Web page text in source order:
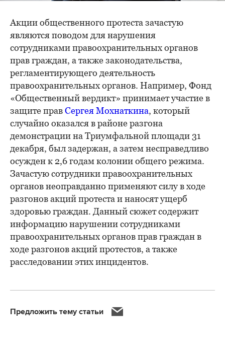
Акции общественного протеста зачастую
являются поводом для нарушения
сотрудниками правоохранительных органов
прав граждан, а также законодательства,
регламентирующего деятельность
правоохранительных органов. Например, Фонд
«Общественный вердикт» принимает участие в
защите правСергея Мохнаткина, который
случайно оказался в районе разгона
демонстрации на Триумфальной площади 31
декабря, был задержан, а затем несправедливо
осужден к 2,6 годам колонии общего режима.
Зачастую сотрудники правоохранительных
органов неоправданно применяют силу в ходе
разгонов акций протеста и наносят ущерб
здоровью граждан. Данный сюжет содержит
информацию нарушении сотрудниками
правоохранительных органов прав граждан в
ходе разгонов акций протестов, а также
расследовании этих инцидентов.
Предложить тему статьи